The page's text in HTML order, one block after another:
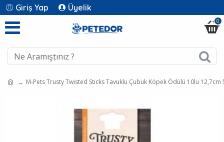
Giriş Yap Üyelik
0
M-Pets Trusty Twisted Sticks Tavuklu Çubuk Köpek Ödülü 10lu 12,7cm